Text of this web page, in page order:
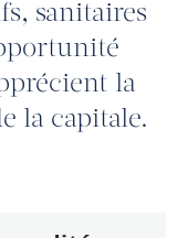
sanitaires
la
la capitale.